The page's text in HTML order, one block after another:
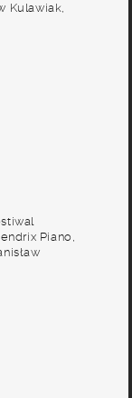
Kulawiak,
Piano,